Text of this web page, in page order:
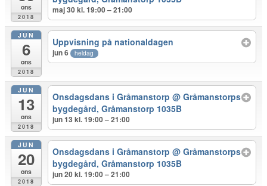
ons
2018
maj 30 kl. 19:00 – 21:00
JUN
6
ons
2018
Uppvisning på nationaldagen
jun 6 heldag
JUN
13
ons
2018
Onsdagsdans i Gråmanstorp@ Gråmanstorps
bygdegård, Gråmanstorp 1035B
jun 13 kl. 19:00 – 21:00
JUN
20
ons
2018
Onsdagsdans i Gråmanstorp@ Gråmanstorps
bygdegård, Gråmanstorp 1035B
jun 20 kl. 19:00 – 21:00